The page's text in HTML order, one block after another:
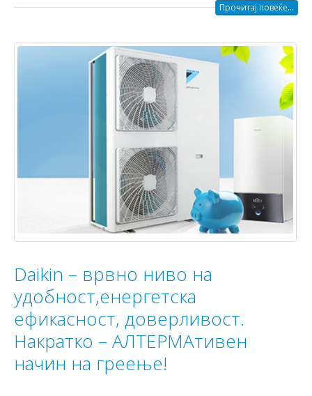
Прочитај повеќе...
Daikin – врвно ниво на
удобност,енергетска
ефикасност, доверливост.
Накратко – АЛТЕРМАтивен
начин на греење!